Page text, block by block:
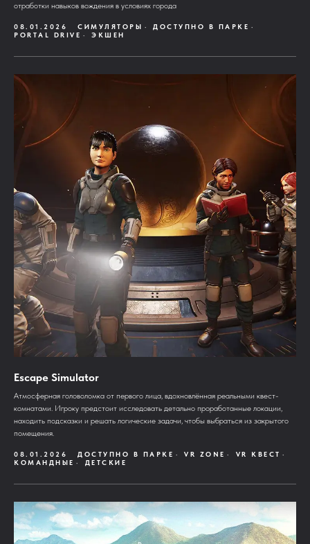
отработки навыков вождения в условиях города
08.01.2026 СИМУЛЯТОРЫ
ДОСТУПНО В ПАРКЕ
PORTAL DRIVE
ЭКШЕН
Escape Simulator
Aтмосферная головоломка от первого лица, вдохновлённая реальными квест-
комнатами. Игроку предстоит исследовать детально проработанные локации,
находить подсказки и решать логические задачи, чтобы выбраться из закрытого
помещения.
08.01.2026 ДОСТУПНО В ПАРКЕ VR ZONE
VR КВЕСТ
КОМАНДНЫЕ
ДЕТСКИЕ